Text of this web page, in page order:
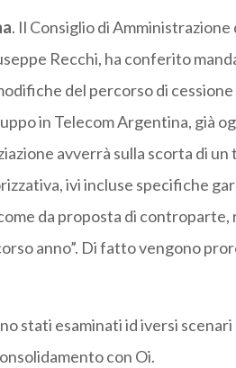
. Il Consiglio di Amministrazione
Recchi, ha conferito
del percorso di cessione
in Telecom Argentina, già
avverrà sulla scorta di
ivi incluse specifiche
da proposta di controparte,
anno”. Di fatto vengono
stati esaminati id iversi
con Oi.